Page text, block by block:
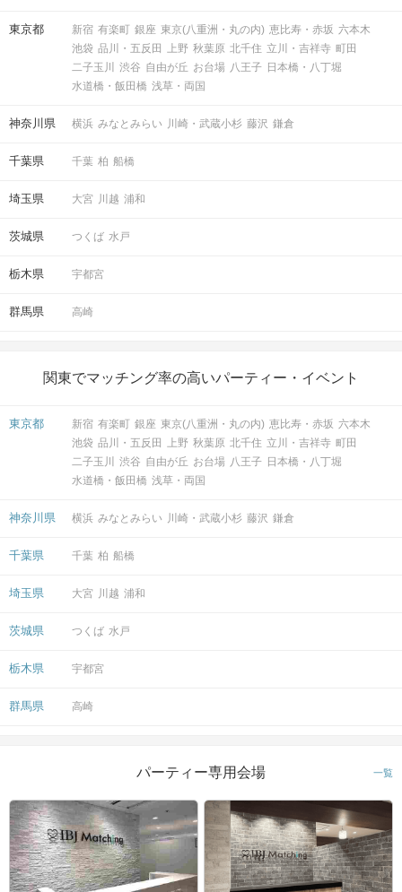
東京都 新宿 有楽町 銀座 東京(八重洲・丸の内) 恵比寿・赤坂 六本木
池袋 品川・五反田 上野 秋葉原 北千住 立川・吉祥寺 町田
二子玉川
渋谷 自由が丘 お台場 八王子 日本橋・八丁堀
水道橋・飯田橋 浅草・両国
神奈川県 横浜 みなとみらい 川崎・武蔵小杉 藤沢 鎌倉
千葉県 千葉 柏 船橋
埼玉県 大宮 川越 浦和
茨城県 つくば 水戸
栃木県 宇都宮
群馬県 高崎
関東でマッチング率の高いパーティー・イベント
東京都 新宿 有楽町 銀座 東京(八重洲・丸の内) 恵比寿・赤坂 六本木
池袋 品川・五反田 上野 秋葉原 北千住 立川・吉祥寺 町田
二子玉川
渋谷 自由が丘 お台場 八王子 日本橋・八丁堀
水道橋・飯田橋 浅草・両国
神奈川県 横浜 みなとみらい 川崎・武蔵小杉 藤沢 鎌倉
千葉県 千葉 柏 船橋
埼玉県 大宮 川越 浦和
茨城県 つくば 水戸
栃木県 宇都宮
群馬県 高崎
パーティー専用会場 一覧